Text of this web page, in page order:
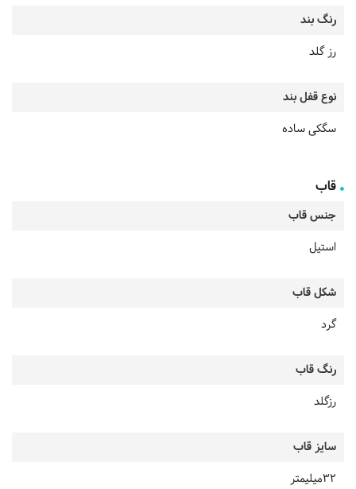
رنگ بند
رز گلد
نوع قفل بند
سگکی ساده
قاب
جنس قاب
استیل
شکل قاب
گرد
رنگ قاب
رزگلد
سایز قاب
32میلیمتر